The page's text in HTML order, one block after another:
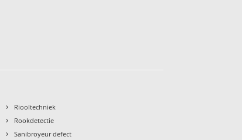
› Riooltechniek
› Rookdetectie
› Sanibroyeur defect